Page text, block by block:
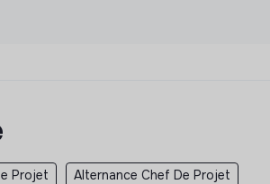
Projet Alternance Chef De Projet